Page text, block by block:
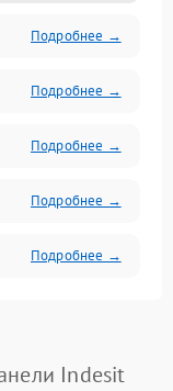
Подробнее →
Подробнее →
Подробнее →
Подробнее →
Подробнее →
Indesit